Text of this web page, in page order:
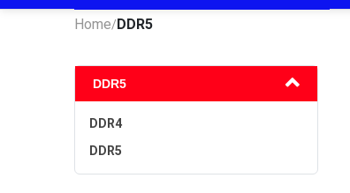
Home/DDR5
DDR5
DDR4
DDR5